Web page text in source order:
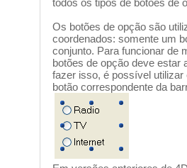
todos os tipos de botões de
Os botões de opção são
coordenados: somente um
conjunto. Para funcionar de
botões de opção deve estar
fazer isso, é possível
botão correspondente da